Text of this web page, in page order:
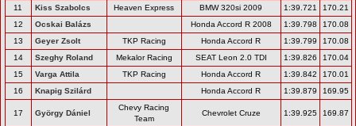
11
Kiss Szabolcs Heaven Express BMW 320si 2009 1:39.721
170.21
12
Ocskai Balázs Honda Accord R 2008 1:39.798
170.08
13
Geyer Zsolt TKP Racing Honda Accord R 1:39.799
170.08
14
Szeghy Roland Mekalor Racing SEAT Leon 2.0 TDI 1:39.826
170.04
15
Varga Attila TKP Racing Honda Accord R 1:39.842
170.01
16
Knapig Szilárd Honda Accord R 1:39.879 169.95
17 György Dániel
Chevy Racing
Team
Chevrolet Cruze 1:39.925 169.87